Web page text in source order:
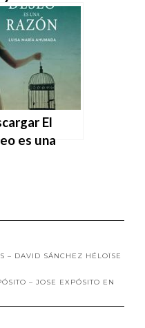
–
Cotlan en
| PDF |
El
es una
– DAVID SÁNCHEZ HÉLOÏSE
– JOSE EXPÓSITO EN